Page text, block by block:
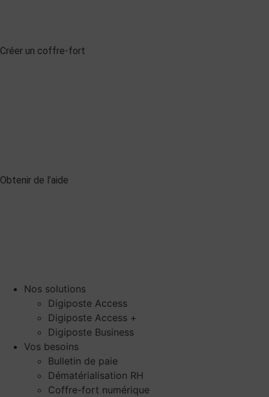
Créer un coffre-fort
Obtenir de l’aide
Nos solutions
Digiposte Access
Digiposte Access +
Digiposte Business
Vos besoins
Bulletin de paie
Dématérialisation RH
Coffre-fort numérique